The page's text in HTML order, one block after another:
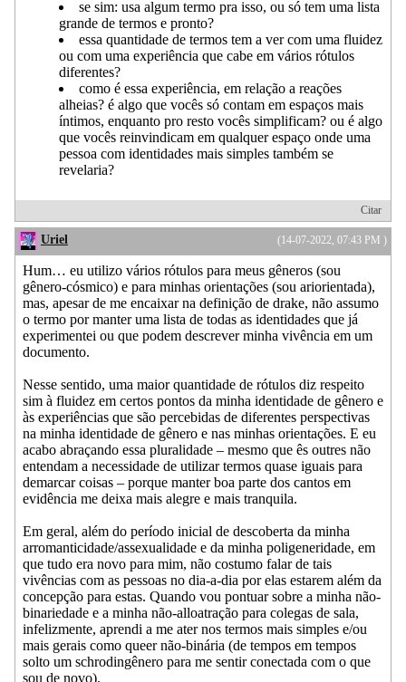
se sim: usa algum termo pra isso, ou só tem uma lista
grande de termos e pronto?
essa quantidade de termos tem a ver com uma fluidez
ou com uma experiência que cabe em vários rótulos
diferentes?
como é essa experiência, em relação a reações
alheias? é algo que vocês só contam em espaços mais
íntimos, enquanto pro resto vocês simplificam? ou é algo
que vocês reinvindicam em qualquer espaço onde uma
pessoa com identidades mais simples também se
revelaria?
Citar
(14-07-2022, 07:43 PM )
Uriel
Hum… eu utilizo vários rótulos para meus gêneros (sou
gênero-cósmico) e para minhas orientações (sou ariorientada),
mas, apesar de me encaixar na definição de drake, não assumo
o termo por manter uma lista de todas as identidades que já
experimentei ou que podem descrever minha vivência em um
documento.
Nesse sentido, uma maior quantidade de rótulos diz respeito
sim à fluidez em certos pontos da minha identidade de gênero e
às experiências que são percebidas de diferentes perspectivas
na minha identidade de gênero e nas minhas orientações. E eu
acabo abraçando essa pluralidade – mesmo que ês outres não
entendam a necessidade de utilizar termos quase iguais para
demarcar coisas – porque manter boa parte dos cantos em
evidência me deixa mais alegre e mais tranquila.
Em geral, além do período inicial de descoberta da minha
arromanticidade/assexualidade e da minha poligeneridade, em
que tudo era novo para mim, não costumo falar de tais
vivências com as pessoas no dia-a-dia por elas estarem além da
concepção para estas. Quando vou pontuar sobre a minha não-
binariedade e a minha não-alloatração para colegas de sala,
infelizmente, aprendi a me ater nos termos mais simples e/ou
mais gerais como queer não-binária (de tempos em tempos
solto um schrodingênero para me sentir conectada com o que
sou de novo).